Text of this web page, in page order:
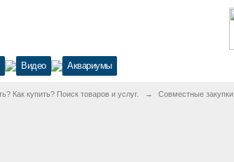
Видео Аквариумы
Как купить? Поиск товаров и услуг. → Совместные закупки